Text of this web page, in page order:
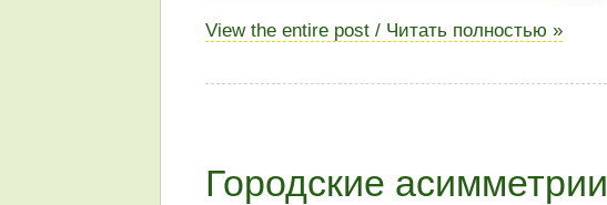
View the entire post / Читать полностью »
Городские асимметрии